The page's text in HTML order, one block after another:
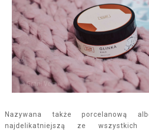
Nazywana także porcelanową
najdelikatniejszą ze wszystkich